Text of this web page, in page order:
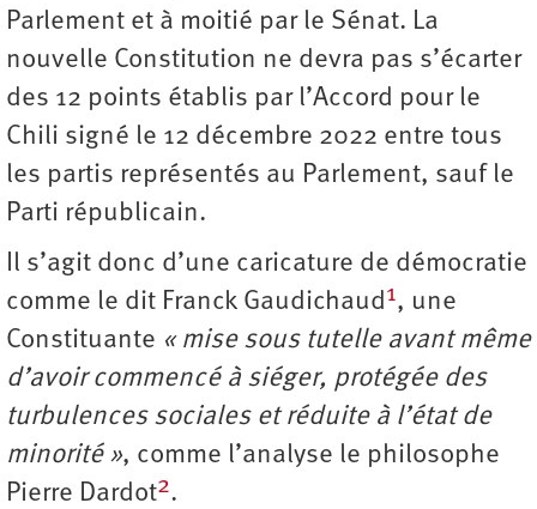
Parlement et à moitié par le Sénat. La
nouvelle Constitution ne devra pas s’écarter
des 12 points établis par l’Accord pour le
Chili signé le 12 décembre 2022 entre tous
les partis représentés au Parlement, sauf le
Parti républicain.
Il s’agit donc d’une caricature de démocratie
comme le dit Franck Gaudichaud1, une
Constituante « mise sous tutelle avant même
d’avoir commencé à siéger, protégée des
turbulences sociales et réduite à l’état de
minorité », comme l’analyse le philosophe
Pierre Dardot2.